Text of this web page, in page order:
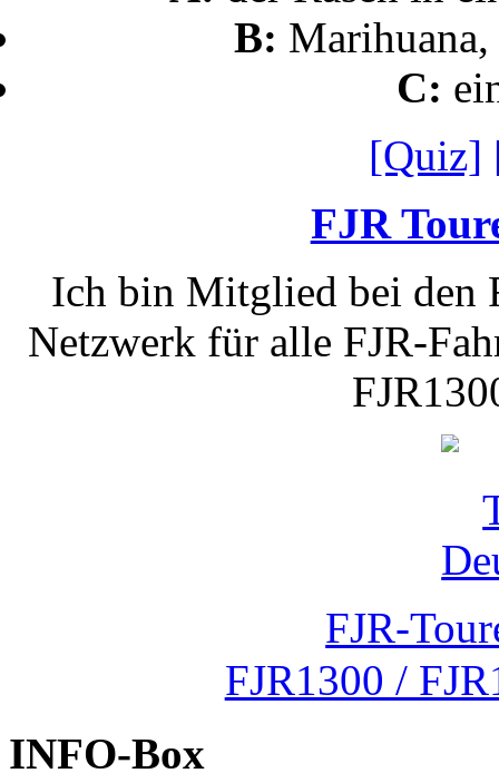
B: Marihuana,
C:
[Quiz]
FJR
Ich bin Mitglied bei den
Netzwerk für alle FJR-
FJR-
FJR1300 /
INFO-Box